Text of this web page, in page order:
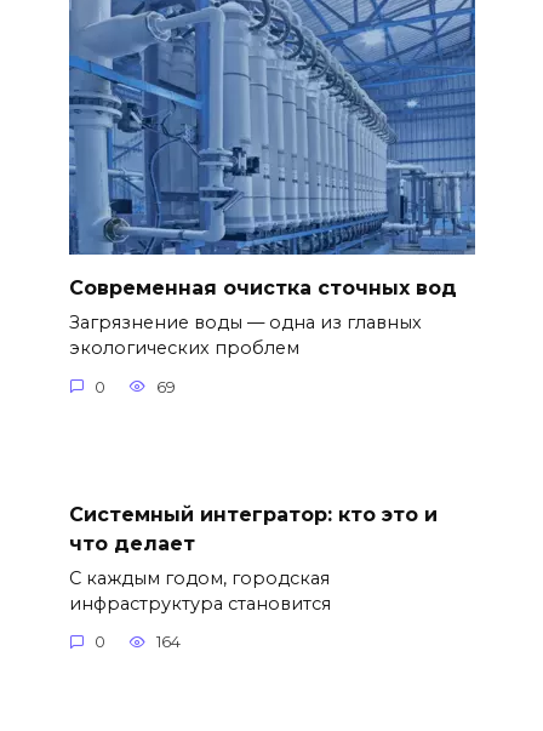
Современная очистка сточных вод
Загрязнение воды — одна из главных
экологических проблем
0 69
Системный интегратор: кто это и
что делает
С каждым годом, городская
инфраструктура становится
0 164